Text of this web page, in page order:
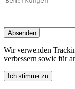
Absenden
Wir verwenden
verbessern sowie für
Ich stimme zu